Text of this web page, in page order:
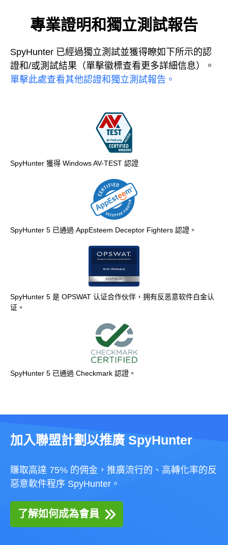
專業證明和獨立測試報告
SpyHunter 已經過獨立測試並獲得瞭如下所示的認
證和/或測試結果（單擊徽標查看更多詳細信息）。
單擊此處查看其他認證和獨立測試報告。
SpyHunter 獲得 Windows AV-TEST 認證
SpyHunter 5 已通過 AppEsteem Deceptor Fighters 認證。
SpyHunter 5 是 OPSWAT 认证合作伙伴，拥有反恶意软件白金认
证。
SpyHunter 5 已通過 Checkmark 認證。
加入聯盟計劃以推廣 SpyHunter
賺取高達 75% 的佣金，推廣流行的、高轉化率的反
惡意軟件程序 SpyHunter。
了解如何成為會員